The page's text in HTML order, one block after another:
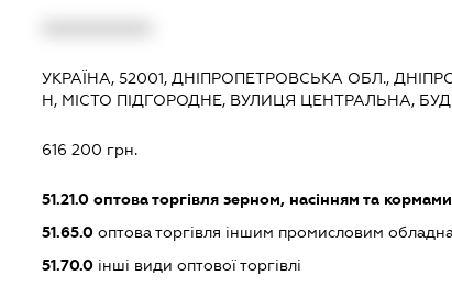
УКРАЇНА, 52001, ДНІПРОПЕТРОВСЬКА ОБЛ.,
Н, МІСТО ПІДГОРОДНЕ, ВУЛИЦЯ ЦЕНТРАЛЬНА,
616 200 грн.
51.21.0оптова торгівля зерном, насінням та
51.65.0оптова торгівля іншим промисловим
51.70.0інші види оптової торгівлі